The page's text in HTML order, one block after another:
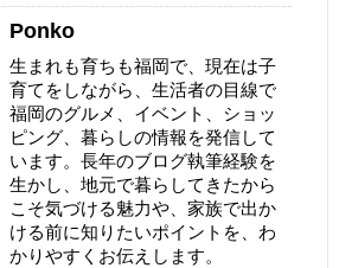
Ponko
生まれも育ちも福岡で、現在は子
育てをしながら、生活者の目線で
福岡のグルメ、イベント、ショッ
ピング、暮らしの情報を発信して
います。長年のブログ執筆経験を
生かし、地元で暮らしてきたから
こそ気づける魅力や、家族で出か
ける前に知りたいポイントを、わ
かりやすくお伝えします。